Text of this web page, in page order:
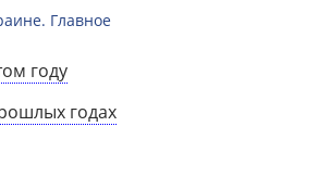
Главное
году
годах